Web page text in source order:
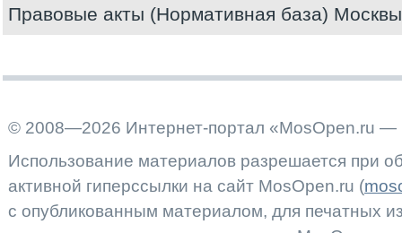
Правовые акты (Нормативная база) Москвы
© 2008—2026 Интернет-портал «MosOpen.ru —
Использование материалов разрешается при
активной гиперссылки на сайт MosOpen.ru (
с опубликованным материалом, для печатных